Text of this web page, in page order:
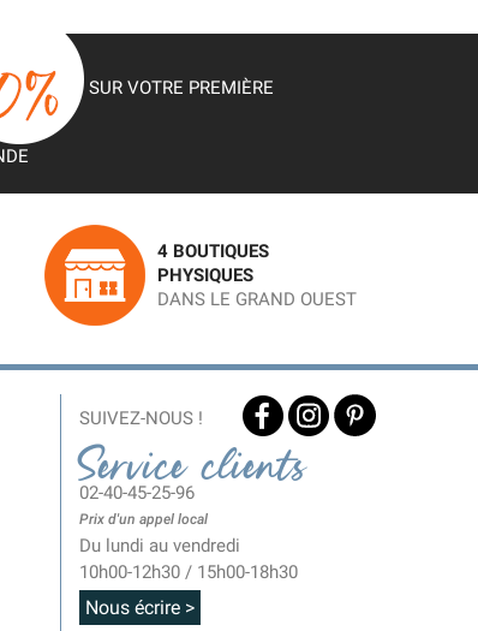
SUR VOTRE PREMIÈRE
4 BOUTIQUES
PHYSIQUES
DANS LE GRAND OUEST
SUIVEZ-NOUS !
Service clients
02-40-45-25-96
Prix d'un appel local
Du lundi au vendredi
10h00-12h30 / 15h00-18h30
Nous écrire >